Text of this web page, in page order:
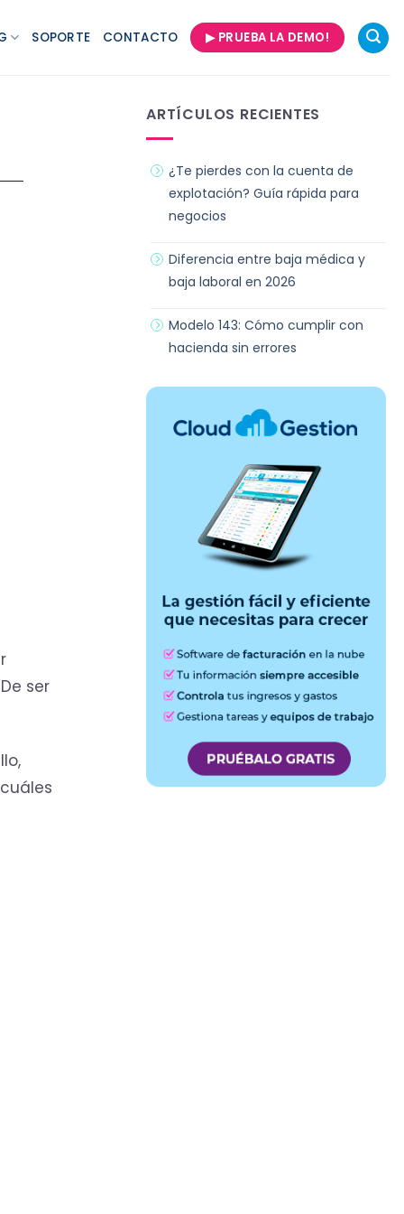
SOPORTE CONTACTO ▶ PRUEBA LA DEMO!
ser
ARTÍCULOS RECIENTES
¿Te pierdes con la cuenta de
explotación? Guía rápida para
negocios
Diferencia entre baja médica y
baja laboral en 2026
Modelo 143: Cómo cumplir con
hacienda sin errores